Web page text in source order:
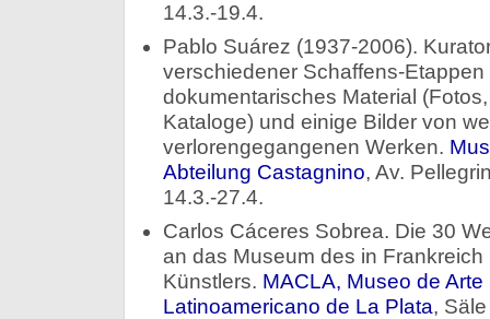
14.3.-19.4.
Pablo Suárez (1937-2006).
verschiedener Schaffens-
dokumentarisches Material
Kataloge) und einige Bilder von
verlorengegangenen Werken.
Abteilung Castagnino, Av.
14.3.-27.4.
Carlos Cáceres Sobrea. Die 30
an das Museum des in
Künstlers. MACLA, Museo de
Latinoamericano de La Plata,